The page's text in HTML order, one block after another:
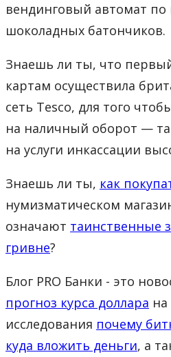
вендинговый автомат по
шоколадных батончиков.
Знаешь ли ты, что
картам осуществила
сеть Tesco, для того
на наличный оборот —
на услуги инкассации
Знаешь ли ты, как
нумизматическом
означают таинственные
гривне?
Блог PRO Банки - это
прогноз курса доллара на
исследования почему
куда вложить деньги, а